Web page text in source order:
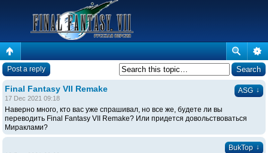
Post a reply
ASG ↓
Final Fantasy VII Remake
17 Dec 2021 09:18
Наверно много, кто вас уже спрашивал, но все же, будете ли вы
переводить Final Fantasy VII Remake? Или придется довольствоваться
Мираклами?
BukTop ↓